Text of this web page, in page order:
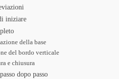
iniziare
della base
del bordo verticale
e chiusura
dopo passo